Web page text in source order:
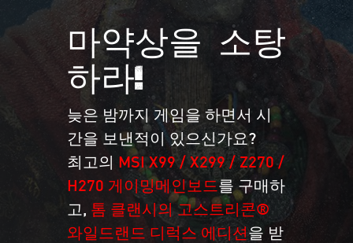
마약상을 소탕
하라!
늦은 밤까지 게임을 하면서 시
간을 보낸적이 있으신가요?
최고의 MSI X99 / X299 / Z270 /
H270 게이밍메인보드를 구매하
고, 톰 클랜시의 고스트리콘®
와일드랜드 디럭스 에디션을 받